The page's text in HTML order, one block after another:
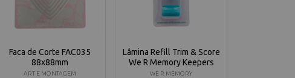
Faca de Corte FAC035
88x88mm
ART E MONTAGEM
Lâmina Refill Trim & Score
We R Memory Keepers
WE R MEMORY